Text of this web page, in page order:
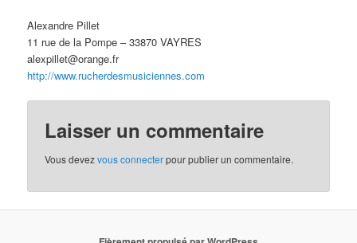
Alexandre Pillet
11 rue de la Pompe – 33870 VAYRES
alexpillet@orange.fr
http://www.rucherdesmusiciennes.com
Laisser un commentaire
Vous devezvous connecterpour publier un commentaire.